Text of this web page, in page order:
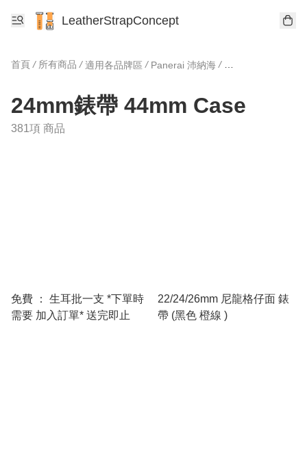
LeatherStrapConcept
首頁 / 所有商品 / 適用各品牌區 / Panerai 沛納海 / 24mm錶帶 44mm
24mm錶帶 44mm Case
381項 商品
免費 ： 生耳批一支 *下單時
需要 加入訂單* 送完即止
22/24/26mm 尼龍格仔面 錶
帶 (黑色 橙線 )